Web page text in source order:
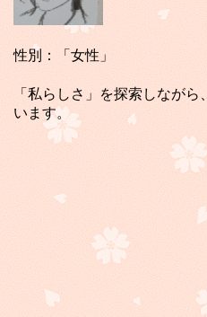
性別：「女性」
「私らしさ」を探索しなが
います。